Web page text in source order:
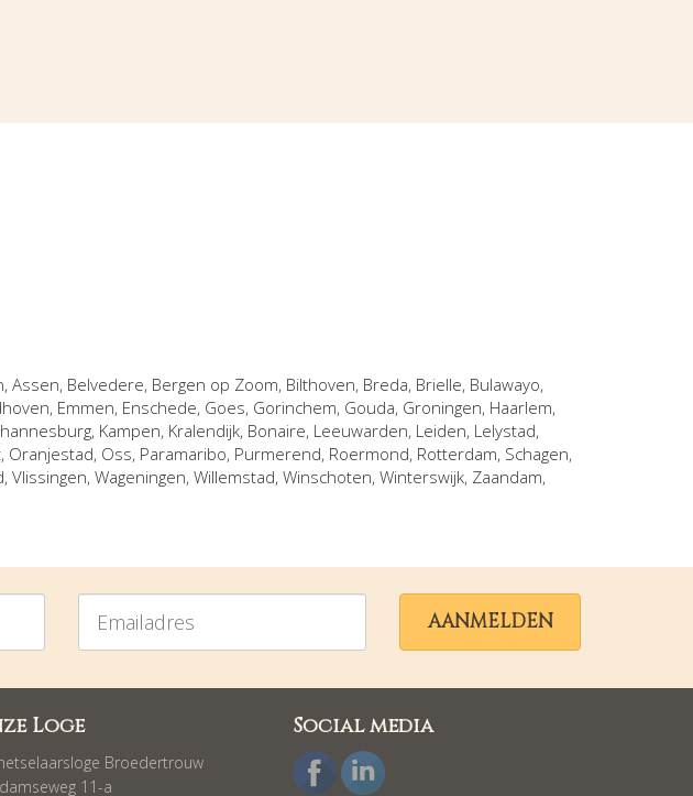
, Assen, Belvedere, Bergen op Zoom, Bilthoven, Breda, Brielle, Bulawayo,
, Emmen, Enschede, Goes, Gorinchem, Gouda, Groningen, Haarlem,
, Kampen, Kralendijk, Bonaire, Leeuwarden, Leiden, Lelystad,
, Oranjestad, Oss, Paramaribo, Purmerend, Roermond, Rotterdam, Schagen,
, Vlissingen, Wageningen, Willemstad, Winschoten, Winterswijk, Zaandam,
Emailadres
AANMELDEN
Loge
Broedertrouw
11-a
Social media